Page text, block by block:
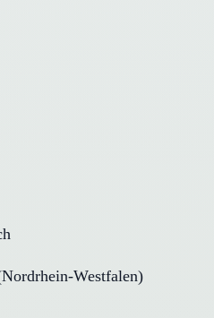
Nordrhein-Westfalen)